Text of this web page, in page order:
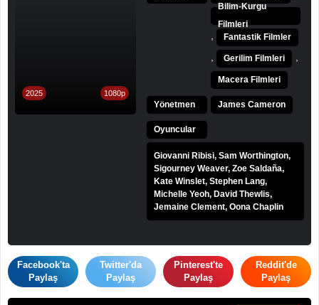
2025 1080p
Bilim-Kurgu
Filmleri
Fantastik Filmler
Gerilim Filmleri
Macera Filmleri
Yönetmen James Cameron
Oyuncular
Giovanni Ribisi, Sam Worthington,
Sigourney Weaver, Zoe Saldaña,
Kate Winslet, Stephen Lang,
Michelle Yeoh, David Thewlis,
Jemaine Clement, Oona Chaplin
Facebook'ta
Paylaş
Twitter'da
Paylaş
Pinterest'te
Paylaş
Reddit'de
Paylaş